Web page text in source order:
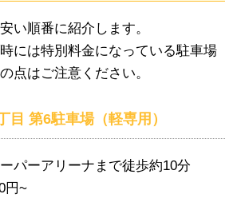
い順番に紹介します。
には特別料金になっている駐車場
点はご注意ください。
目 第6駐車場（軽専用）
パーアリーナまで徒歩約10分
円~